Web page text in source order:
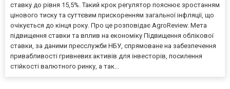
ставку до рівня 15,5%. Такий крок регулятор пояснює зростанням
цінового тиску та суттєвим прискоренням загальної інфляції, що
очікується до кінця року. Про це розповідає AgroReview. Мета
підвищення ставки та вплив на економіку Підвищення облікової
ставки, за даними пресслужби НБУ, спрямоване на забезпечення
привабливості гривневих активів для інвесторів, посилення
стійкості валютного ринку, а так...